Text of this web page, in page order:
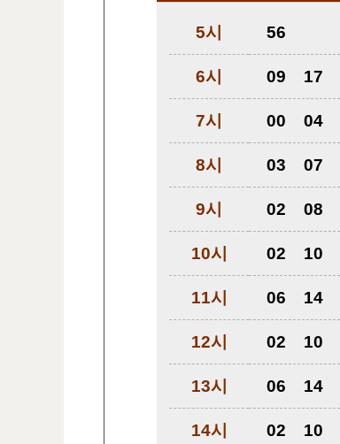
5시 56
6시 09 17
7시 00 04
8시 03 07
9시 02 08
10시 02 10
11시 06 14
12시 02 10
13시 06 14
14시 02 10